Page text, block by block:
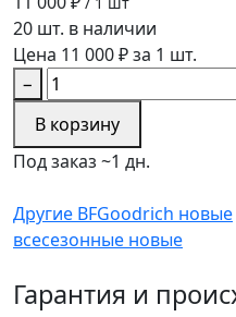
20 шт. в наличии
Цена 11 000 ₽ за 1 шт.
−
В корзину
Под заказ ~1 дн.
Другие BFGoodrich новые
всесезонные новые
Гарантия и